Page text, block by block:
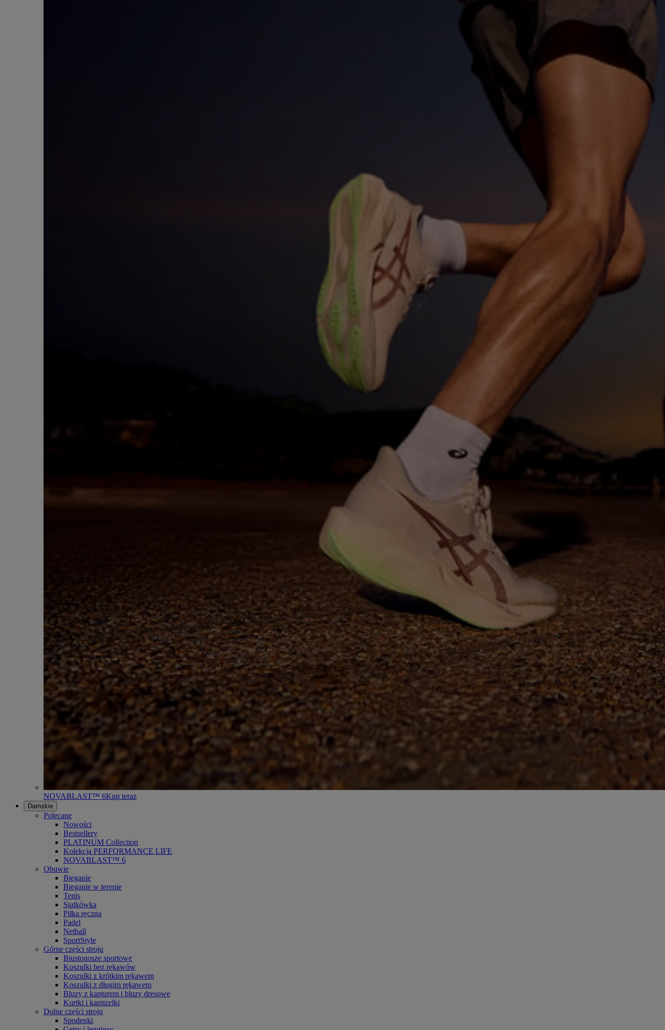
NOVABLAST™ 6Kup teraz
Damskie
Polecane
Nowości
Bestsellery
PLATINUM Collection
Kolekcja PERFORMANCE LIFE
NOVABLAST™ 6
Obuwie
Bieganie
Bieganie w terenie
Tenis
Siatkówka
Piłka ręczna
Padel
Netball
SportStyle
Górne części stroju
Biustonosze sportowe
Koszulki bez rękawów
Koszulki z krótkim rękawem
Koszulki z długim rękawem
Bluzy z kapturem i bluzy dresowe
Kurtki i kamizelki
Dolne części stroju
Spodenki